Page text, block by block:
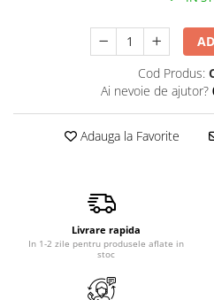
Spuma si saruri de baie
Produse pentru epilare
Produse pentru protectie solara
Accesorii ingrijire corp
Creion si tus ochi
Ruj si creion buze
Aplicatoare si pensule machiaj
Cod Produs:
Ai nevoie de ajutor?
Adauga la Favorite
Livrare rapida
In 1-2 zile pentru produsele aflate in
stoc